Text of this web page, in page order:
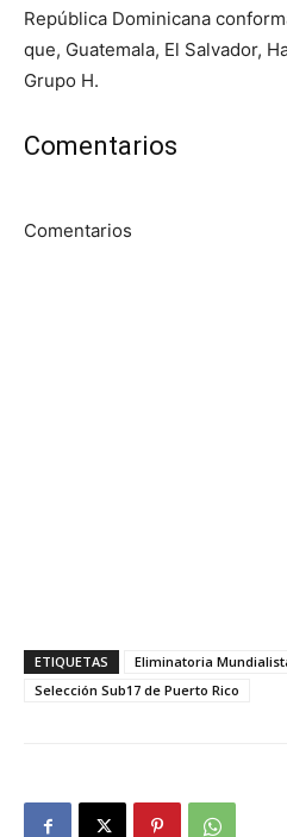
República Dominicana
que, Guatemala, El Salvador,
Grupo H.
Comentarios
Comentarios
ETIQUETAS Eliminatoria
Selección Sub17 de Puerto Rico